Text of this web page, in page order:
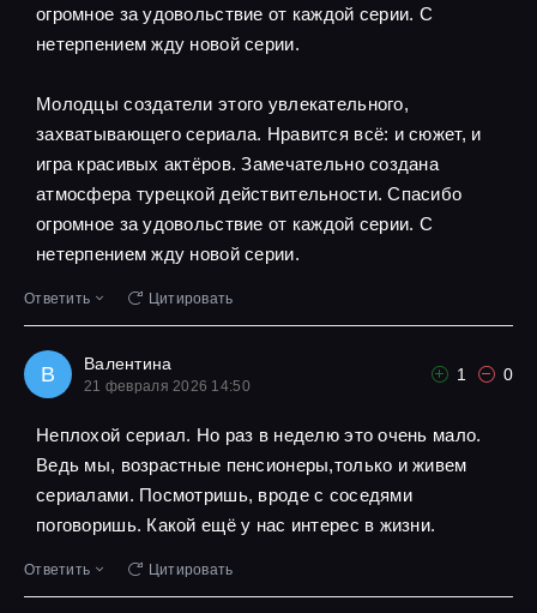
огромное за удовольствие от каждой серии. С
нетерпением жду новой серии.
Молодцы создатели этого увлекательного,
захватывающего сериала. Нравится всё: и сюжет, и
игра красивых актёров. Замечательно создана
атмосфера турецкой действительности. Спасибо
огромное за удовольствие от каждой серии. С
нетерпением жду новой серии.
Ответить Цитировать
В Валентина
21 февраля 2026 14:50
1 0
Неплохой сериал. Но раз в неделю это очень мало.
Ведь мы, возрастные пенсионеры,только и живем
сериалами. Посмотришь, вроде с соседями
поговоришь. Какой ещё у нас интерес в жизни.
Ответить Цитировать